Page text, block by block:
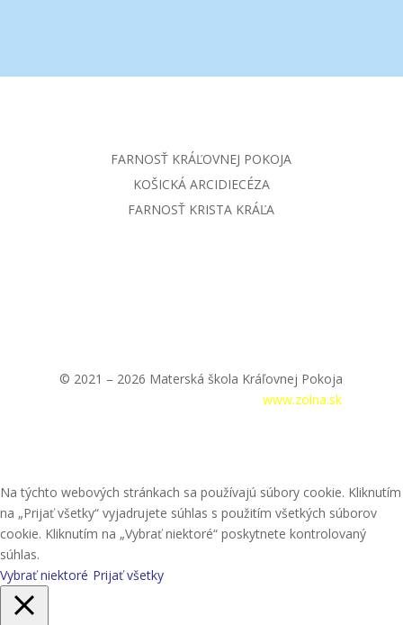
FARNOSŤ KRÁĽOVNEJ POKOJA
KOŠICKÁ ARCIDIECÉZA
FARNOSŤ KRISTA KRÁĽA
© 2021 – 2026 Materská škola Kráľovnej Pokoja
www.zolna.sk
Na týchto webových stránkach sa používajú súbory cookie. Kliknutím
na „Prijať všetky“ vyjadrujete súhlas s použitím všetkých súborov
cookie. Kliknutím na „Vybrať niektoré“ poskytnete kontrolovaný
súhlas.
Vybrať niektoré Prijať všetky